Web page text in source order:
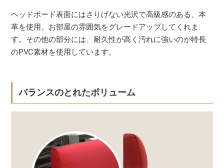
ヘッドボード表面にはさりげない光沢で高級感のある、本
革を使用。お部屋の雰囲気をグレードアップしてくれま
す。その他の部分には、耐久性が高く汚れに強いのが特長
のPVC素材を使用しています。
バランスのとれたボリューム